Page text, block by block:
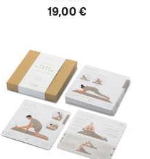
19,00 €